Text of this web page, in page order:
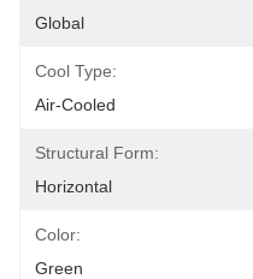
Global
Cool Type:
Air-Cooled
Structural Form:
Horizontal
Color:
Green